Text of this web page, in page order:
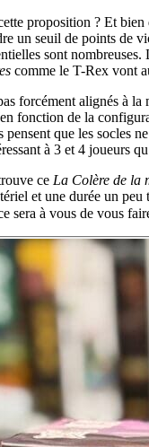
proposition ? Et
un seuil de points de
sont nombreuses.
comme le T-Rex vont
forcément alignés à
fonction de la
pensent que les socles
à 3 et 4 joueurs
ce La Colère de la
et une durée un
sera à vous de vous